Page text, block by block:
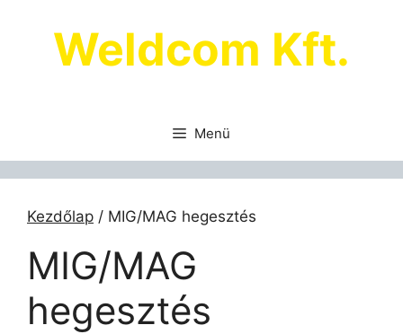
tartalombaWeldcom Kft.
Menü
Kezdőlap / MIG/MAG hegesztés
MIG/MAG
hegesztés